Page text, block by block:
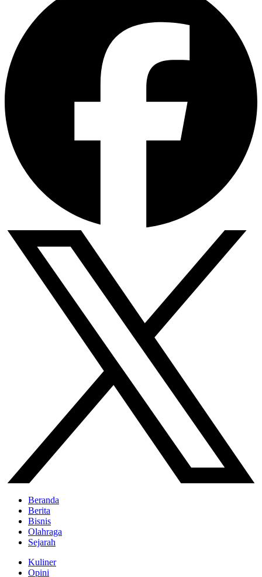
Beranda
Berita
Bisnis
Olahraga
Sejarah
Kuliner
Opini